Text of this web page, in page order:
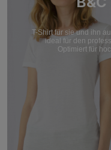
T-Shirt für sie und ihn
ideal für den
Optimiert für